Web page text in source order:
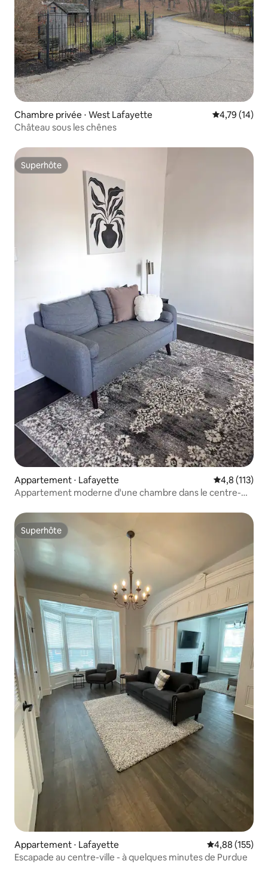
Chambre privée ⋅ West Lafayette Évaluation
4,79 (14)
Château sous les chênes
Superhôte
Superhôte
Appartement ⋅ Lafayette Évaluation
4,8 (113)
Appartement moderne d'une chambre dans le centre-
Superhôte
Superhôte
Appartement ⋅ Lafayette Évaluation
4,88 (155)
Escapade au centre-ville - à quelques minutes de Purdue